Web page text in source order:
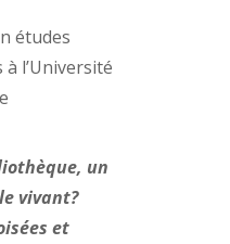
études
l’Université
un
vivant?
et